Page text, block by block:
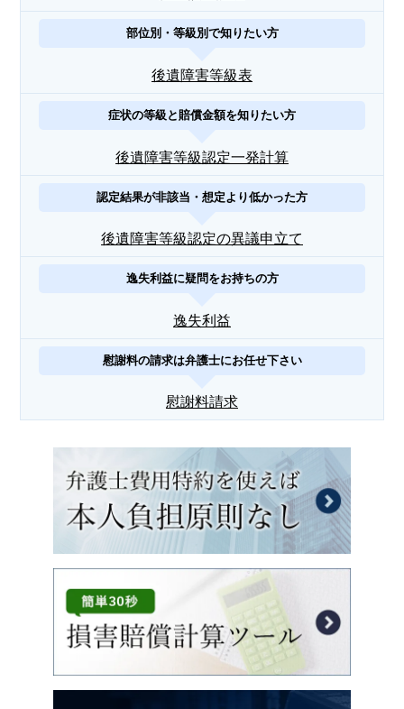
部位別・等級別で知りたい方
後遺障害等級表
症状の等級と賠償金額を知りたい方
後遺障害等級認定一発計算
認定結果が非該当・想定より低かった方
後遺障害等級認定の異議申立て
逸失利益に疑問をお持ちの方
逸失利益
慰謝料の請求は弁護士にお任せ下さい
慰謝料請求